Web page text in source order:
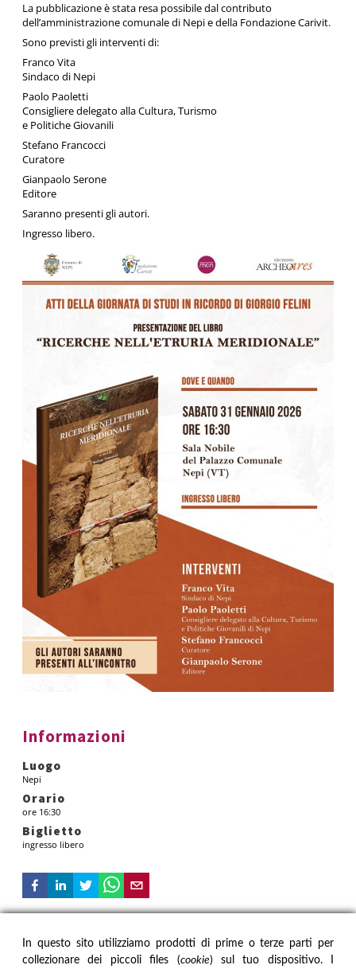
La pubblicazione è stata resa possibile dal contributo
dell’amministrazione comunale di Nepi e della Fondazione Carivit.
Sono previsti gli interventi di:
Franco Vita
Sindaco di Nepi
Paolo Paoletti
Consigliere delegato alla Cultura, Turismo
e Politiche Giovanili
Stefano Francocci
Curatore
Gianpaolo Serone
Editore
Saranno presenti gli autori.
Ingresso libero.
Informazioni
Luogo
Nepi
Orario
ore 16:30
Biglietto
ingresso libero
IL MUSEO INFORMAZIONI
In questo sito utilizziamo prodotti di prime o terze parti per
collezionare dei piccoli files (cookie) sul tuo dispositivo. I